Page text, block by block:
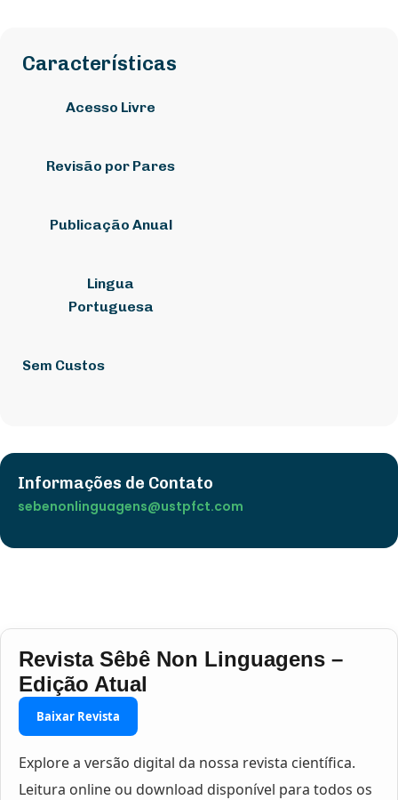
Características
Acesso Livre
Revisão por Pares
Publicação Anual
Lingua
Portuguesa
Sem Custos
Informações de Contato
sebenonlinguagens@ustpfct.com
Revista Sêbê Non Linguagens –
Edição Atual
Baixar Revista
Explore a versão digital da nossa revista científica.
Leitura online ou download disponível para todos os